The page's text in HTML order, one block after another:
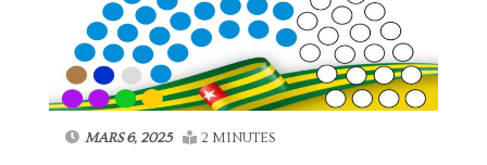
MARS 6, 2025 2 MINUTES